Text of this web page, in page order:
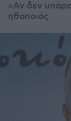
«Αν δεν
ηθοποιός